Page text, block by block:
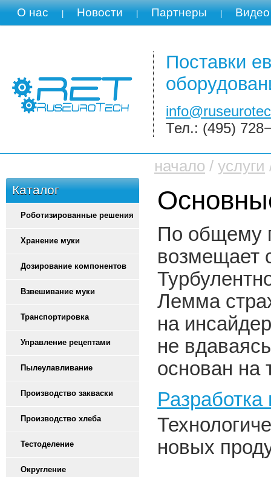
О нас Новости Партнеры Видео
Поставки
Тел.: (495)
Каталог
Роботизированные решения
Хранение муки
Дозирование компонентов
Взвешивание муки
Транспортировка
Управление рецептами
Пылеулавливание
Производство закваски
Производство хлеба
Тестоделение
Округление
начало / услуги
По общему
возмещает
Лемма
на
не
основан на
новых